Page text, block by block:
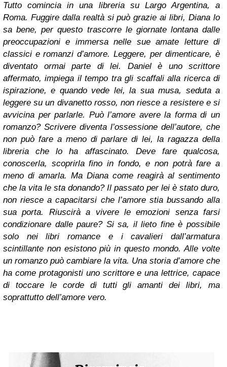
Tutto comincia in una libreria su Largo Argentina, a
Roma. Fuggire dalla realtà si può grazie ai libri, Diana lo
sa bene, per questo trascorre le giornate lontana dalle
preoccupazioni e immersa nelle sue amate letture di
classici e romanzi d’amore. Leggere, per dimenticare, è
diventato ormai parte di lei. Daniel è uno scrittore
affermato, impiega il tempo tra gli scaffali alla ricerca di
ispirazione, e quando vede lei, la sua musa, seduta a
leggere su un divanetto rosso, non riesce a resistere e si
avvicina per parlarle. Può l’amore avere la forma di un
romanzo? Scrivere diventa l’ossessione dell’autore, che
non può fare a meno di parlare di lei, la ragazza della
libreria che lo ha affascinato. Deve fare qualcosa,
conoscerla, scoprirla fino in fondo, e non potrà fare a
meno di amarla. Ma Diana come reagirà al sentimento
che la vita le sta donando? Il passato per lei è stato duro,
non riesce a capacitarsi che l’amore stia bussando alla
sua porta. Riuscirà a vivere le emozioni senza farsi
condizionare dalle paure? Si sa, il lieto fine è possibile
solo nei libri romance e i cavalieri dall’armatura
scintillante non esistono più in questo mondo.Alle volte
un romanzo può cambiare la vita. Una storia d’amore che
ha come protagonisti uno scrittore e una lettrice, capace
di toccare le corde di tutti gli amanti dei libri, ma
soprattutto dell’amore vero.